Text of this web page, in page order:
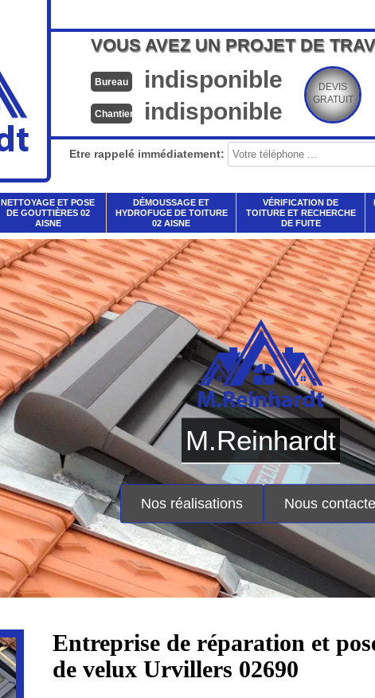
VOUS AVEZ UN PROJET DE
Bureau indisponible
Chantier indisponible
DEVIS
GRATUIT
Etre rappelé immédiatement:
NETTOYAGE ET POSE
DE GOUTTIÈRES 02
AISNE
DÉMOUSSAGE ET
HYDROFUGE DE TOITURE
02 AISNE
VÉRIFICATION DE
TOITURE ET RECHERCHE
DE FUITE
M.Reinhardt
Nos réalisations Nous
Entreprise de réparation et
de velux Urvillers 02690